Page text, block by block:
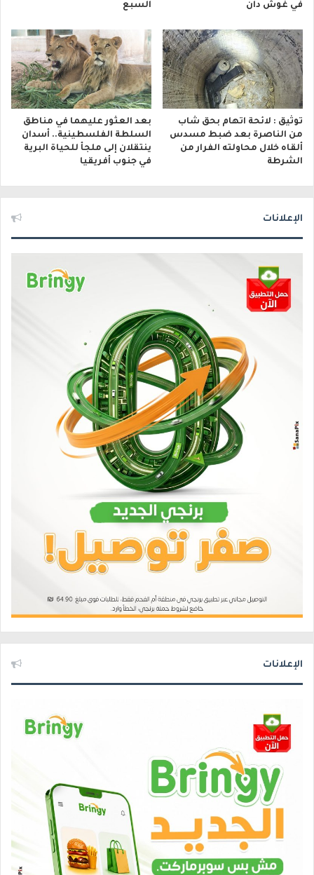
في غوش دان
السبع
توثيق : لائحة اتهام بحق شاب
من الناصرة بعد ضبط مسدس
ألقاه خلال محاولته الفرار من
الشرطة
بعد العثور عليهما في مناطق
السلطة الفلسطينية.. أسدان
ينتقلان إلى ملجأ للحياة البرية
في جنوب أفريقيا
الإعلانات
الإعلانات